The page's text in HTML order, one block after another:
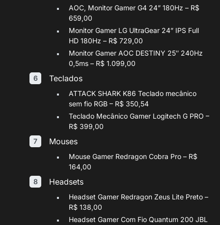
AOC, Monitor Gamer G4 24” 180Hz – R$
659,00
Monitor Gamer LG UltraGear 24” IPS Full
HD 180Hz – R$ 729,00
Monitor Gamer AOC DESTINY 25″ 240Hz
0,5ms – R$ 1.099,00
Teclados
ATTACK SHARK K86 Teclado mecânico
sem fio RGB – R$ 350,54
Teclado Mecânico Gamer Logitech G PRO –
R$ 399,00
Mouses
Mouse Gamer Redragon Cobra Pro – R$
164,00
Headsets
Headset Gamer Redragon Zeus Lite Preto –
R$ 138,00
Headset Gamer Com Fio Quantum 200 JBL